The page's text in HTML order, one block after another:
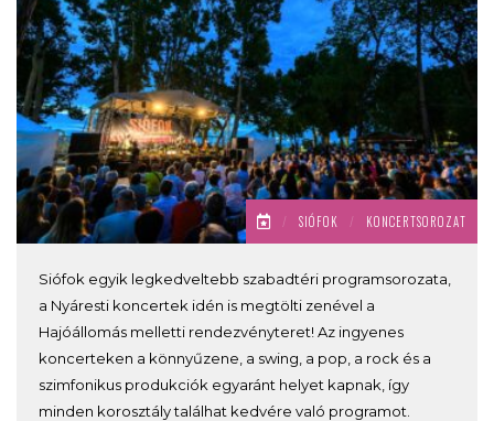
/ SIÓFOK / KONCERTSOROZAT
Siófok egyik legkedveltebb szabadtéri programsorozata,
a Nyáresti koncertek idén is megtölti zenével a
Hajóállomás melletti rendezvényteret! Az ingyenes
koncerteken a könnyűzene, a swing, a pop, a rock és a
szimfonikus produkciók egyaránt helyet kapnak, így
minden korosztály találhat kedvére való programot.